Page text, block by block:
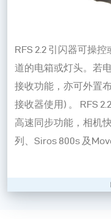
RFS 2.2 引闪器可操
道的电箱或灯头。若
接收功能，亦可外置
接收器使用) 。 RFS
高速同步功能，相机
列、Siros 800s 及